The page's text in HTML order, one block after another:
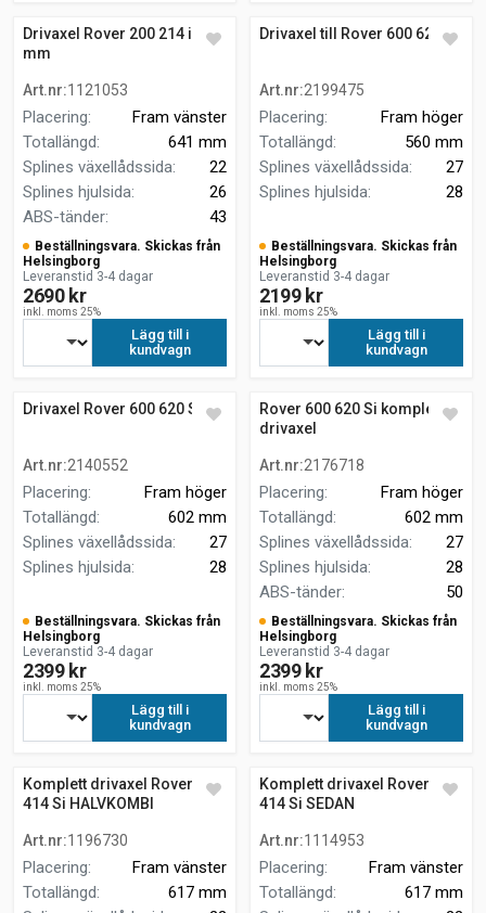
Drivaxel Rover 200 214 i 641
mm
Art.nr:1121053
Placering:
Fram vänster
Totallängd:
641 mm
Splines växellådssida:
22
Splines hjulsida:
26
ABS-tänder: 43
Beställningsvara. Skickas från
Helsingborg
Leveranstid 3-4 dagar
2690 kr
inkl. moms 25%
Lägg till i
kundvagn
Drivaxel till Rover 600 620 Si
Art.nr:2199475
Placering:
Fram höger
Totallängd:
560 mm
Splines växellådssida:
27
Splines hjulsida: 28
Beställningsvara. Skickas från
Helsingborg
Leveranstid 3-4 dagar
2199 kr
inkl. moms 25%
Lägg till i
kundvagn
Drivaxel Rover 600 620 Si
Art.nr:2140552
Placering:
Fram höger
Totallängd:
602 mm
Splines växellådssida:
27
Splines hjulsida: 28
Beställningsvara. Skickas från
Helsingborg
Leveranstid 3-4 dagar
2399 kr
inkl. moms 25%
Lägg till i
kundvagn
Rover 600 620 Si komplett
drivaxel
Art.nr:2176718
Placering:
Fram höger
Totallängd:
602 mm
Splines växellådssida:
27
Splines hjulsida:
28
ABS-tänder: 50
Beställningsvara. Skickas från
Helsingborg
Leveranstid 3-4 dagar
2399 kr
inkl. moms 25%
Lägg till i
kundvagn
Komplett drivaxel Rover 400
414 Si HALVKOMBI
Art.nr:1196730
Placering:
Fram vänster
Totallängd:
617 mm
Komplett drivaxel Rover 400
414 Si SEDAN
Art.nr:1114953
Placering:
Fram vänster
Totallängd:
617 mm